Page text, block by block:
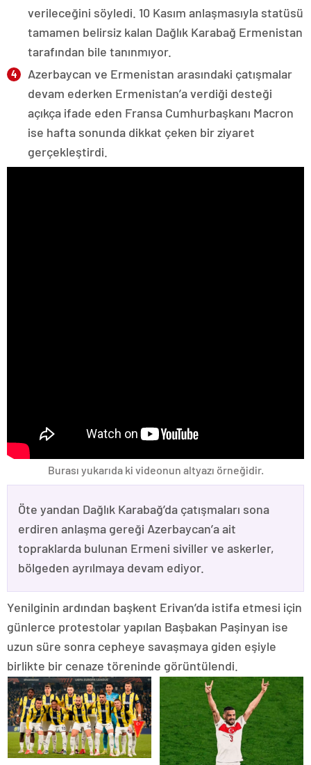
verileceğini söyledi. 10 Kasım anlaşmasıyla statüsü
tamamen belirsiz kalan Dağlık Karabağ Ermenistan
tarafından bile tanınmıyor.
Azerbaycan ve Ermenistan arasındaki çatışmalar
devam ederken Ermenistan’a verdiği desteği
açıkça ifade eden Fransa Cumhurbaşkanı Macron
ise hafta sonunda dikkat çeken bir ziyaret
gerçekleştirdi.
Burası yukarıda ki videonun altyazı örneğidir.
Öte yandan Dağlık Karabağ’da çatışmaları sona
erdiren anlaşma gereği Azerbaycan’a ait
topraklarda bulunan Ermeni siviller ve askerler,
bölgeden ayrılmaya devam ediyor.
Yenilginin ardından başkent Erivan’da istifa etmesi için
günlerce protestolar yapılan Başbakan Paşinyan ise
uzun süre sonra cepheye savaşmaya giden eşiyle
birlikte bir cenaze töreninde görüntülendi.